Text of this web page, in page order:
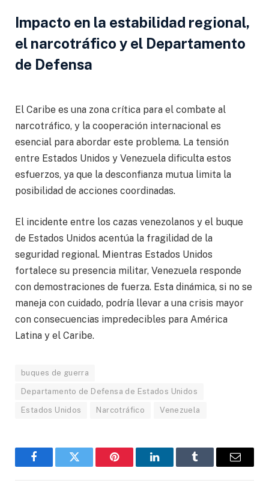
Impacto en la estabilidad regional,
el narcotráfico y el Departamento
de Defensa
El Caribe es una zona crítica para el combate al
narcotráfico, y la cooperación internacional es
esencial para abordar este problema. La tensión
entre Estados Unidos y Venezuela dificulta estos
esfuerzos, ya que la desconfianza mutua limita la
posibilidad de acciones coordinadas.
El incidente entre los cazas venezolanos y el buque
de Estados Unidos acentúa la fragilidad de la
seguridad regional. Mientras Estados Unidos
fortalece su presencia militar, Venezuela responde
con demostraciones de fuerza. Esta dinámica, si no se
maneja con cuidado, podría llevar a una crisis mayor
con consecuencias impredecibles para América
Latina y el Caribe.
buques de guerra
Departamento de Defensa de Estados Unidos
Estados Unidos Narcotráfico Venezuela
FacebookGorjeo Pinterest LinkedInTumblr
Correo